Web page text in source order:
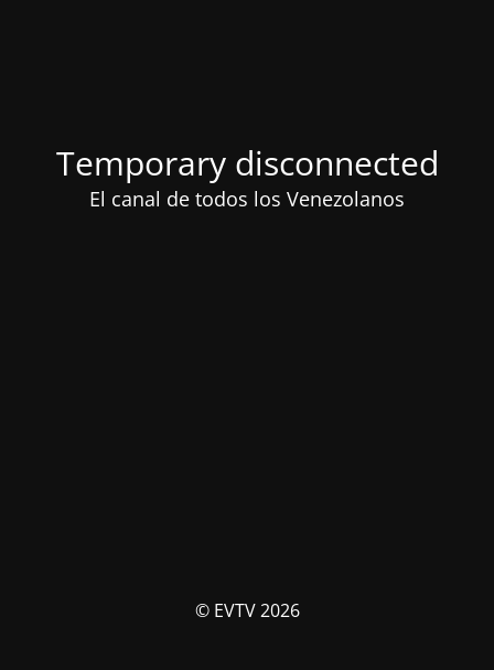
Temporary disconnected
El canal de todos los Venezolanos
© EVTV 2026